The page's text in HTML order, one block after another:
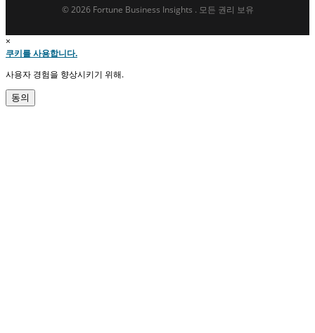
© 2026 Fortune Business Insights . 모든 권리 보유
×
쿠키를 사용합니다.
사용자 경험을 향상시키기 위해.
동의